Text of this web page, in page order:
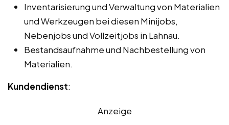
Inventarisierung und Verwaltung von Materialien
und Werkzeugen bei diesen Minijobs,
Nebenjobs und Vollzeitjobs in Lahnau.
Bestandsaufnahme und Nachbestellung von
Materialien.
Kundendienst:
Anzeige